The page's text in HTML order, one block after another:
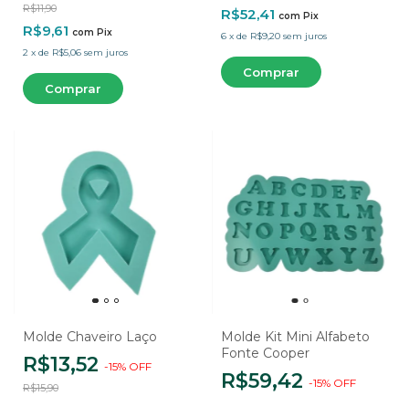
R$11,90
R$9,61 com Pix
2 x de R$5,06 sem juros
R$52,41 com Pix
6 x de R$9,20 sem juros
Molde Chaveiro Laço
R$13,52 -15% OFF
R$15,90
Molde Kit Mini Alfabeto
Fonte Cooper
R$59,42 -15% OFF